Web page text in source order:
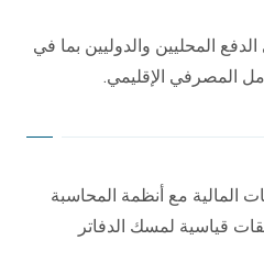
المحليين والدوليين بما في
المالية مع أنظمة المحاسبة
قياسية لمسك الدفاتر